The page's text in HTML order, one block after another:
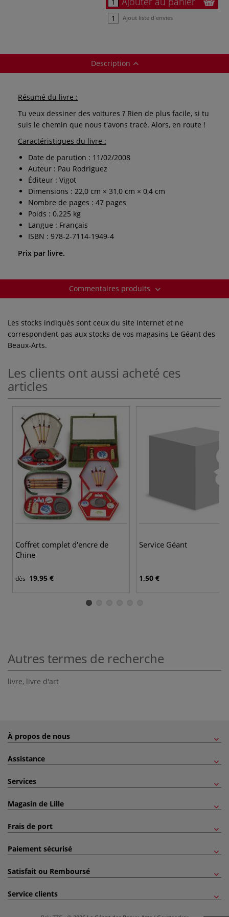
Ajout liste d'envies
Description
Résumé du livre :
Tu veux dessiner des voitures ? Rien de plus facile, si tu
suis le chemin que nous t'avons tracé. Alors, en route !
Caractéristiques du livre :
Date de parution : 11/02/2008
Auteur : Pau Rodriguez
Éditeur : Vigot
Dimensions : 22,0 cm × 31,0 cm × 0,4 cm
Nombre de pages : 47 pages
Poids : 0.225 kg
Langue : Français
ISBN : 978-2-7114-1949-4
Prix par livre.
Commentaires produits
Les stocks indiqués sont ceux du site Internet et ne
correspondent pas aux stocks de vos magasins Le Géant des
Beaux-Arts.
Les clients ont aussi acheté ces
articles
Coffret complet d'encre de
Chine
dès 19,95 €
Service Géant
1,50 €
Autres termes de recherche
livre, livre d'art
À propos de nous
Assistance
Services
Magasin de Lille
Frais de port
Paiement sécurisé
Satisfait ou Remboursé
Service clients